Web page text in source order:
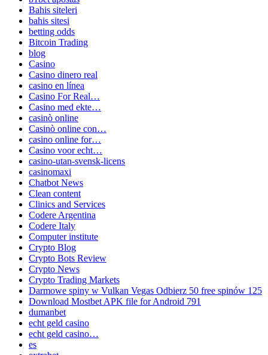
Bahis siteleri
bahis sitesi
betting odds
Bitcoin Trading
blog
Casino
Casino dinero real
casino en línea
Casino For Real…
Casino med ekte…
casinò online
Casinò online con…
casino online for…
Casino voor echt…
casino-utan-svensk-licens
casinomaxi
Chatbot News
Clean content
Clinics and Services
Codere Argentina
Codere Italy
Computer institute
Crypto Blog
Crypto Bots Review
Crypto News
Crypto Trading Markets
Darmowe spiny w Vulkan Vegas Odbierz 50 free spinów 125
Download Mostbet APK file for Android 791
dumanbet
echt geld casino
echt geld casino…
es